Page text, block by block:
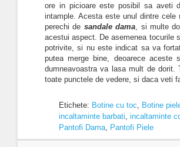
ore in picioare este posibil sa aveti
intample. Acesta este unul dintre
perechi de sandale dama, si multe
acestui aspect. De asemenea tocurile
potrivite, si nu este indicat sa va
putea merge bine, deoarece aceste
dumneavoastra va lasa mult de
toate punctele de vedere, si daca veti
Etichete: Botine cu toc, Botine
incaltaminte barbati, incaltaminte
Pantofi Dama, Pantofi Piele